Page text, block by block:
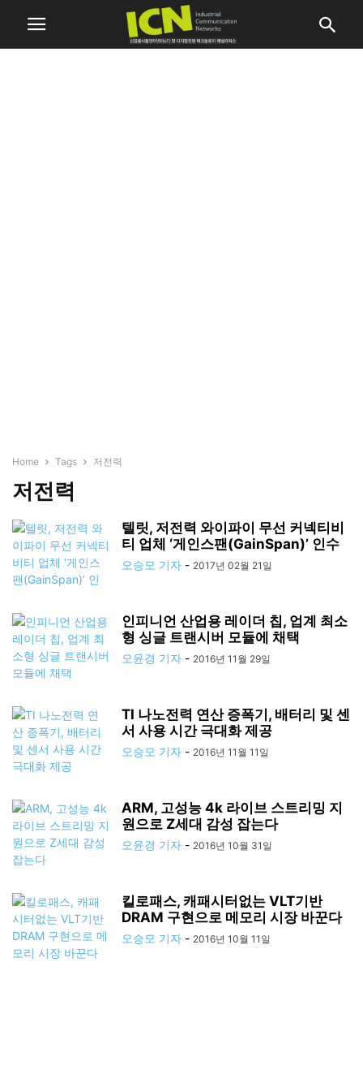
Home Tags 저전력
저전력
텔릿, 저전력 와이파이 무선 커넥티비
티 업체 ‘게인스팬(GainSpan)’ 인수
오승모 기자 - 2017년 02월 21일
인피니언 산업용 레이더 칩, 업계 최소
형 싱글 트랜시버 모듈에 채택
오윤경 기자 - 2016년 11월 29일
TI 나노전력 연산 증폭기, 배터리 및 센
서 사용 시간 극대화 제공
오승모 기자 - 2016년 11월 11일
ARM, 고성능 4k 라이브 스트리밍 지
원으로 Z세대 감성 잡는다
오윤경 기자 - 2016년 10월 31일
킬로패스, 캐패시터없는 VLT기반
DRAM 구현으로 메모리 시장 바꾼다
오승모 기자 - 2016년 10월 11일